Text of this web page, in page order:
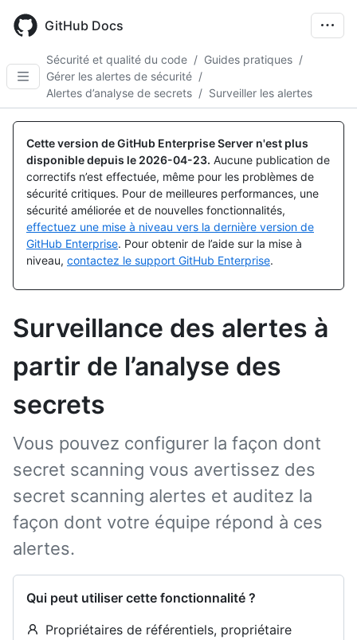
main
GitHub Docs
Sécurité et qualité du code / Guides pratiques /
Gérer les alertes de sécurité /
Alertes d’analyse de secrets / Surveiller les alertes
Cette version de GitHub Enterprise Server n'est plus
disponible depuis le 2026-04-23. Aucune publication de
correctifs n’est effectuée, même pour les problèmes de
sécurité critiques. Pour de meilleures performances, une
sécurité améliorée et de nouvelles fonctionnalités,
effectuez une mise à niveau vers la dernière version de
GitHub Enterprise. Pour obtenir de l’aide sur la mise à
niveau, contactez le support GitHub Enterprise.
Surveillance des alertes à
partir de l’analyse des
secrets
Vous pouvez configurer la façon dont
secret scanning vous avertissez des
secret scanning alertes et auditez la
façon dont votre équipe répond à ces
alertes.
Qui peut utiliser cette fonctionnalité ?
Propriétaires de référentiels, propriétaire